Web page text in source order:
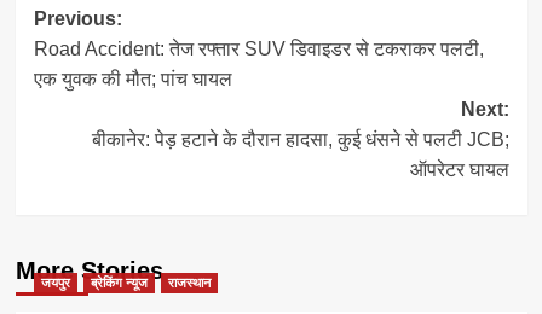
Post
navigation
Previous:
Road Accident: तेज रफ्तार SUV डिवाइडर से टकराकर पलटी,
एक युवक की मौत; पांच घायल
Next:
बीकानेर: पेड़ हटाने के दौरान हादसा, कुई धंसने से पलटी JCB;
ऑपरेटर घायल
More Stories
जयपुर ब्रेकिंग न्यूज राजस्थान